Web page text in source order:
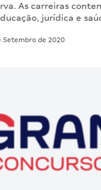
As carreiras
jurídica e
Setembro de 2020